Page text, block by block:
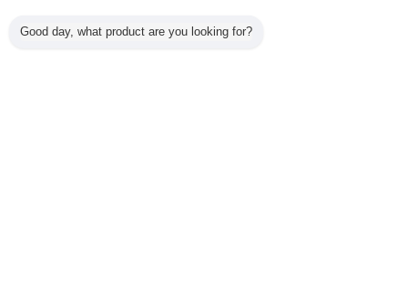
Good day, what product are you looking for?